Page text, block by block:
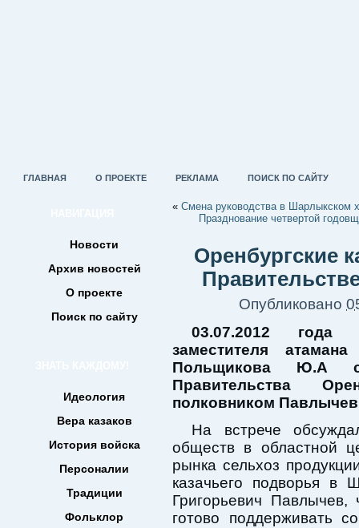
ГЛАВНАЯ О ПРОЕКТЕ РЕКЛАМА ПОИСК ПО САЙТУ
Новости
Архив новостей
О проекте
Поиск по сайту
Идеология
Вера казаков
История войска
Персоналии
Традиции
Фольклор
« Смена руководства в Шарлыкском
Празднование четвертой
Оренбургские
Опубликовано
03.07.2012 года
заместителя
Польщикова Ю.А с
Правительства
полковником
На встрече
обществ в областной
рынка сельхоз
казачьего подворья в
Григорьевич Павлычев,
готово поддерживать